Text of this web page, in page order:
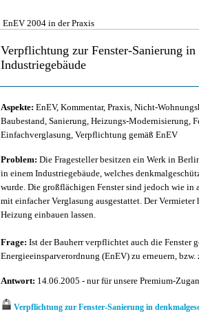
EnEV 2004 in der Praxis
Verpflichtung zur Fenster-Sanierung in
Industriegebäude
Aspekte: EnEV, Kommentar, Praxis, Nicht-
Baubestand, Sanierung, Heizungs-Modernisierung,
Einfachverglasung, Verpflichtung gemäß EnEV
Problem: Die Fragesteller besitzen ein Werk in
in einem Industriegebäude, welches
wurde. Die großflächigen Fenster sind jedoch wie in
mit einfacher Verglasung ausgestattet. Der Vermieter
Heizung einbauen lassen.
Frage: Ist der Bauherr verpflichtet auch die Fenster
Energieeinsparverordnung (EnEV) zu erneuern, bzw.
Antwort: 14.06.2005 - nur für unsere Premium-
Verpflichtung zur Fenster-Sanierung in